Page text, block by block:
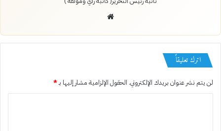
اترك تعليقاً
لن يتم نشر عنوان بريدك الإلكتروني. الحقول الإلزامية مشار إليها بـ*